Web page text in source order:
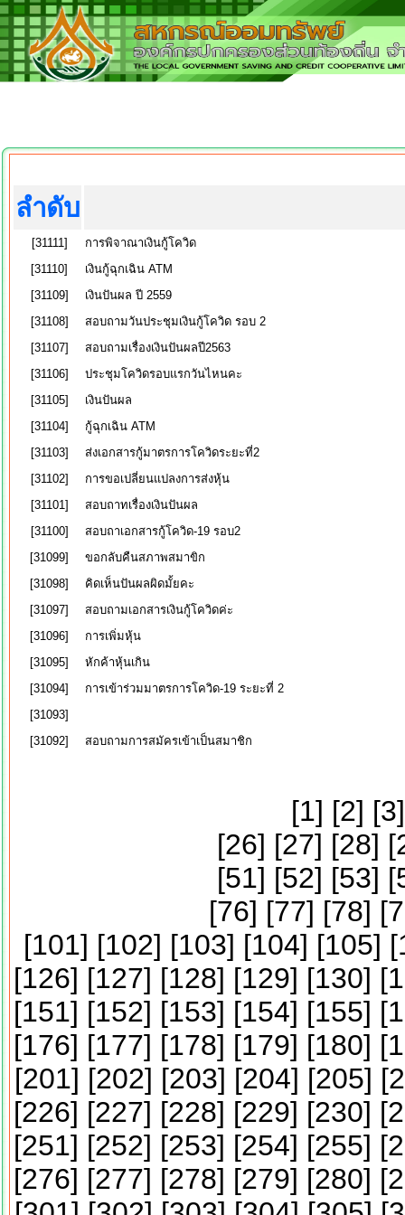
ลำดับ
[31111]
การพิจาณาเงินกู้โควิด
[31110]
เงินกู้ฉุกเฉิน ATM
[31109]
เงินปันผล ปี 2559
[31108]
สอบถามวันประชุมเงินกู้โควิด รอบ 2
[31107]
สอบถามเรื่องเงินปันผลปี2563
[31106]
ประชุมโควิดรอบแรกวันไหนคะ
[31105]
เงินปันผล
[31104]
กู้ฉุกเฉิน ATM
[31103]
ส่งเอกสารกู้มาตรการโควิดระยะที่2
[31102]
การขอเปลี่ยนแปลงการส่งหุ้น
[31101]
สอบถาทเรื่องเงินปันผล
[31100]
สอบถาเอกสารกู้โควิด-19 รอบ2
[31099]
ขอกลับคืนสภาพสมาขิก
[31098]
คิดเห็นปันผลผิดมั้ยคะ
[31097]
สอบถามเอกสารเงินกู้โควิดค่ะ
[31096]
การเพิ่มหุ้น
[31095]
หักค้าหุ้นเกิน
[31094]
การเข้าร่วมมาตรการโควิด-19 ระยะที่ 2
[31093]
[31092]
สอบถามการสมัครเข้าเป็นสมาชิก
[1] [2] [3
[26] [27] [28] [
[51] [52] [53] [
[76] [77] [78] [
[101] [102] [103] [104] [105] [
[126] [127] [128] [129] [130] [
[151] [152] [153] [154] [155] [
[176] [177] [178] [179] [180] [
[201] [202] [203] [204] [205] [
[226] [227] [228] [229] [230] [
[251] [252] [253] [254] [255] [
[276] [277] [278] [279] [280] [